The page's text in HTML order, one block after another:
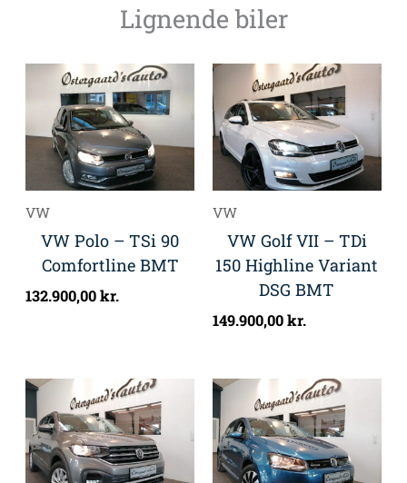
Lignende biler
VW
VW Polo – TSi 90
Comfortline BMT
132.900,00kr.
VW
VW Golf VII – TDi
150 Highline Variant
DSG BMT
149.900,00kr.